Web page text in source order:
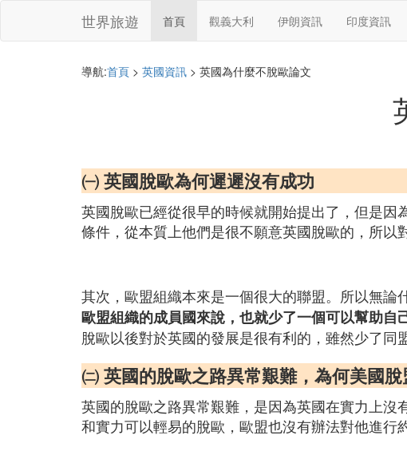
世界旅遊 首頁 觀義大利 伊朗資訊 印度資訊
導航:首頁 > 英國資訊 > 英國為什麼不脫歐論文
㈠ 英國脫歐為何遲遲沒有成功
英國脫歐已經從很早的時候就開始提出了，但是
條件，從本質上他們是很不願意英國脫歐的，所以
其次，歐盟組織本來是一個很大的聯盟。所以無論
歐盟組織的成員國來說，也就少了一個可以幫助自
脫歐以後對於英國的發展是很有利的，雖然少了同
㈡ 英國的脫歐之路異常艱難，為何美國
英國的脫歐之路異常艱難，是因為英國在實力上
和實力可以輕易的脫歐，歐盟也沒有辦法對他進行